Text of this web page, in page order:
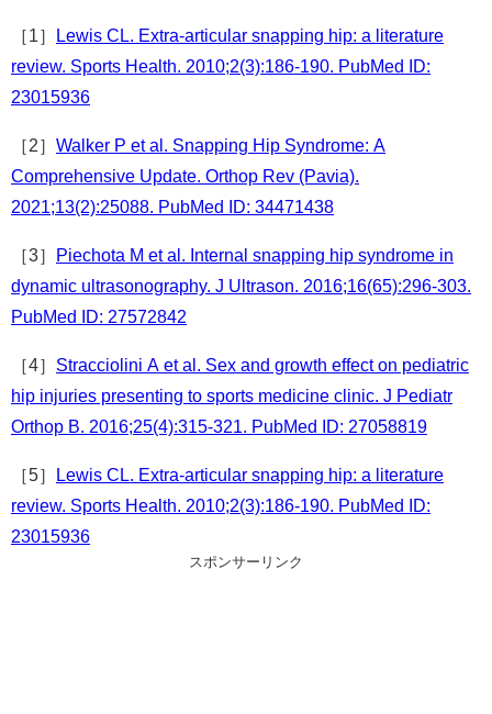
［1］
Lewis CL. Extra-articular snapping hip: a literature
review. Sports Health. 2010;2(3):186-190. PubMed ID:
23015936
［2］ Walker P et al. Snapping Hip Syndrome: A
Comprehensive Update. Orthop Rev (Pavia).
2021;13(2):25088. PubMed ID: 34471438
［3］
Piechota M et al. Internal snapping hip syndrome in
dynamic ultrasonography. J Ultrason. 2016;16(65):296-303.
PubMed ID: 27572842
［4］ Stracciolini A et al. Sex and growth effect on pediatric
hip injuries presenting to sports medicine clinic. J Pediatr
Orthop B. 2016;25(4):315-321. PubMed ID: 27058819
［5］
Lewis CL. Extra-articular snapping hip: a literature
review. Sports Health. 2010;2(3):186-190. PubMed ID:
23015936
スポンサーリンク